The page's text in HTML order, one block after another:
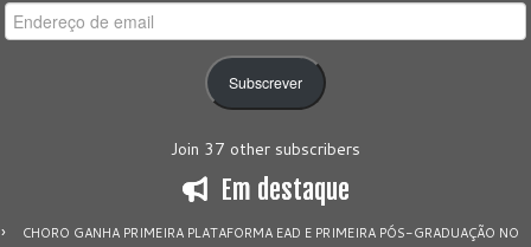
Endereço
de
Subscrever
Join 37 other subscribers
Em destaque
CHORO GANHA PRIMEIRA PLATAFORMA EAD E PRIMEIRA PÓS-GRADUAÇÃO NO